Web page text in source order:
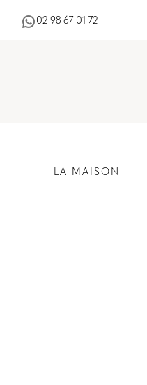
02 98 67 01 72
LA MAISON